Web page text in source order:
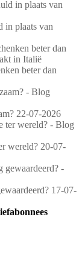
in plaats van
beter dan
22-07-2026
wereld? 20-07-
17-07-